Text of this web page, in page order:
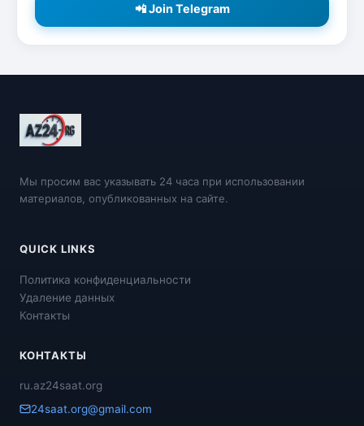
📲 Join Telegram
Мы просим вас указывать 24 часа при использовании
материалов, опубликованных на сайте.
QUICK LINKS
Политика конфиденциальности
Удаление данных
Контакты
КОНТАКТЫ
ru.az24saat.org
24saat.org@gmail.com